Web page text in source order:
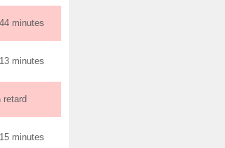
minutes
minutes
retard
minutes